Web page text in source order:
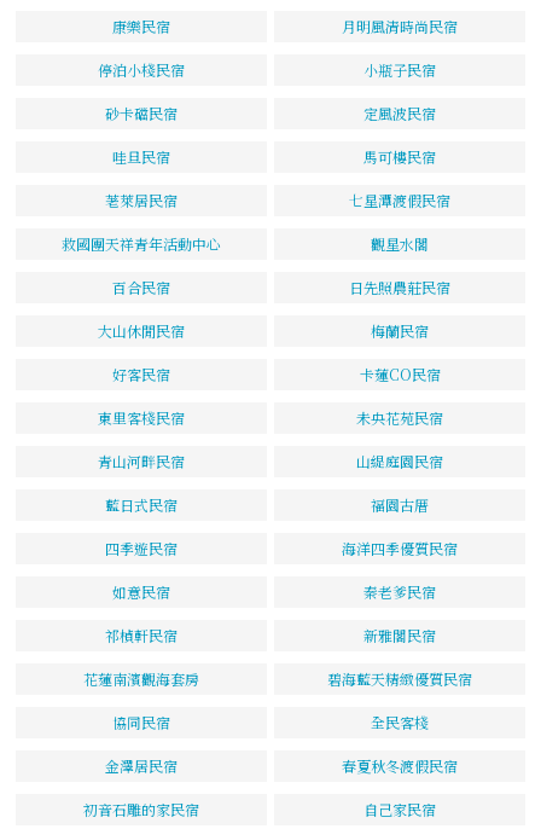
康樂民宿 月明風清時尚民宿
停泊小棧民宿 小瓶子民宿
砂卡礑民宿 定風波民宿
哇旦民宿 馬可樓民宿
荖萊居民宿 七星潭渡假民宿
救國團天祥青年活動中心 觀星水閣
百合民宿 日先照農莊民宿
大山休閒民宿 梅蘭民宿
好客民宿 卡蓮CO民宿
東里客棧民宿 未央花苑民宿
青山河畔民宿 山緹庭園民宿
藍日式民宿 福園古厝
四季遊民宿 海洋四季優質民宿
如意民宿 秦老爹民宿
祁楨軒民宿 新雅閣民宿
花蓮南濱觀海套房 碧海藍天精緻優質民宿
協同民宿 全民客棧
金澤居民宿 春夏秋冬渡假民宿
初音石雕的家民宿 自己家民宿